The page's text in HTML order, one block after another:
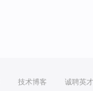
技术博客 诚聘英才